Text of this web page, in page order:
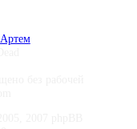
Артем